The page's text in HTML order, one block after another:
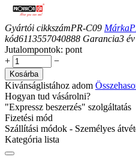
Gyártói cikkszámPR-C09 Márka
kód6113557040888 Garancia3 év
Jutalompontok: pont
+
−
Kosárba
Kivánságlistához adom
Hogyan tud vásárolni?
"Expressz beszerzés" szolgáltatás
Fizetési mód
Szállítási módok - Személyes
Kategória lista